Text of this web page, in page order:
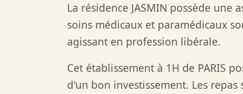
La résidence JASMIN possède une
soins médicaux et paramédicaux
agissant en profession libérale.
Cet établissement à 1H de PARIS
d'un bon investissement. Les